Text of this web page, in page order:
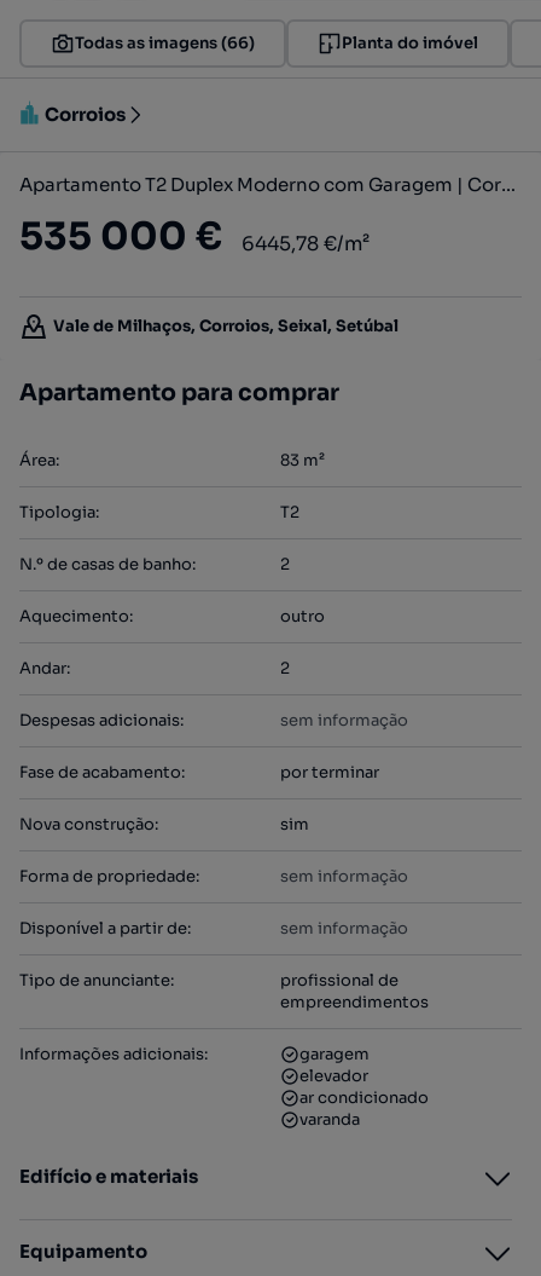
Todas as imagens (66) Planta do imóvel
Corroios
Apartamento T2 Duplex Moderno com Garagem | Corroios - Vale de Milh...
535 000 € 6445,78 €/m²
Vale de Milhaços, Corroios, Seixal, Setúbal
Apartamento para comprar
Área: 83 m²
Tipologia: T2
N.º de casas de banho: 2
Aquecimento: outro
Andar: 2
Despesas adicionais: sem informação
Fase de acabamento: por terminar
Nova construção: sim
Forma de propriedade: sem informação
Disponível a partir de: sem informação
Tipo de anunciante:
profissional de
empreendimentos
Informações adicionais:
garagem
elevador
ar condicionado
varanda
Edifício e materiais
Equipamento